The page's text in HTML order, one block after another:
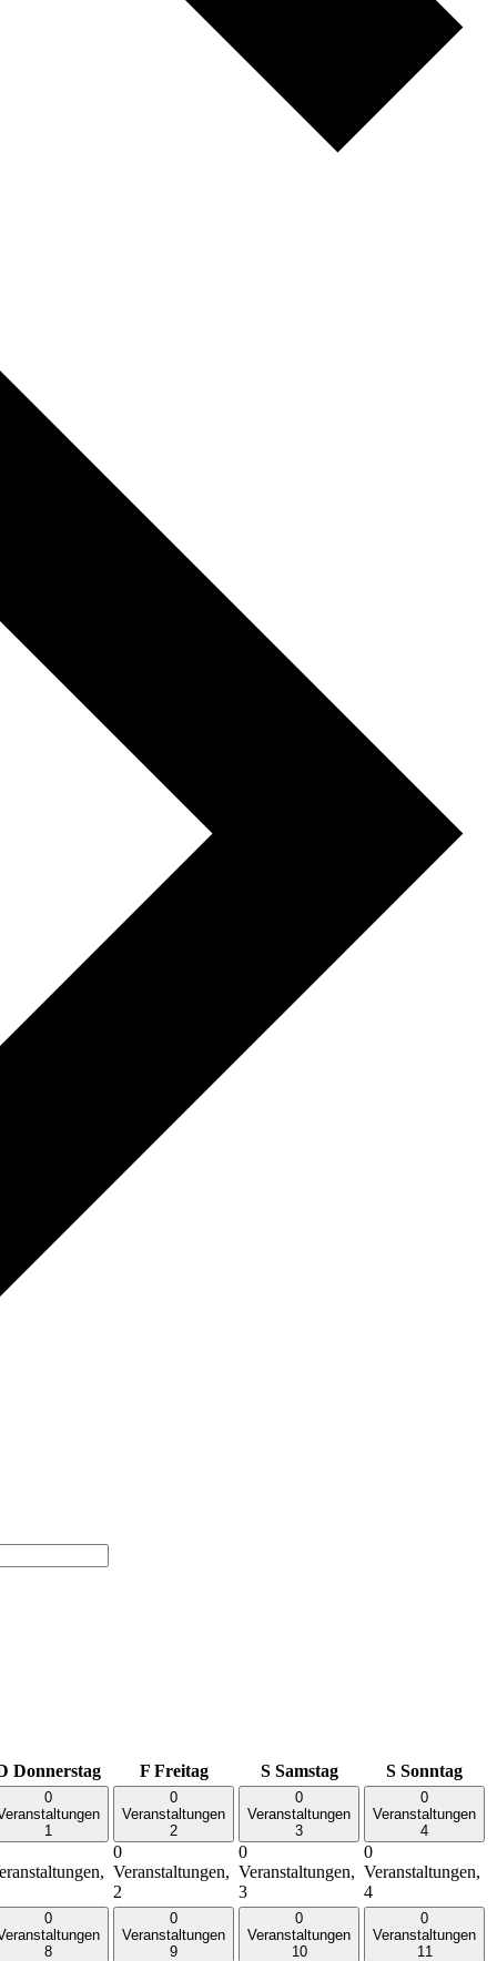
Donnerstag F Freitag S Samstag S Sonntag
0
1
0
Veranstaltungen
2
0
Veranstaltungen,
2
0
Veranstaltungen
3
0
Veranstaltungen,
3
0
Veranstaltungen
4
0
Veranstaltungen,
4
0
8
0
Veranstaltungen
9
0
Veranstaltungen
10
0
Veranstaltungen
11